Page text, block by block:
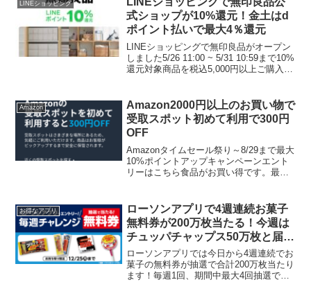
LINEショッピング
式ショップが10%還元！金土はd
ポイント払いで最大4％還元
LINEショッピングで無印良品がオープン
しました5/26 11:00 ~ 5/31 10:59まで10%
還元対象商品を税込5,000円以上ご購入で
どうぞっ！LINEショ...
Amazon
Amazon2000円以上のお買い物で
受取スポット初めて利用で300円
OFF
Amazonタイムセール祭り～8/29まで最大
10%ポイントアップキャンペーンエント
リーはこちら食品がお買い得です。最大
円OFF2,000円分以上のお買い物を...
お得なアプリ
ローソンアプリで4週連続お菓子
無料券が200万枚当たる！今週は
チュッパチャップス50万枚と届い
た方限定のキリンスプリングバレ
ー60ポイント引換券
ローソンアプリでは今日から4週連続でお
菓子の無料券が抽選で合計200万枚当たり
ます！毎週1回、期間中最大4回抽選でき